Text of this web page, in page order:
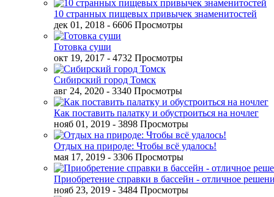
10 странных пищевых привычек знаменитостей
дек 01, 2018 - 6606 Просмотры
Готовка суши
окт 19, 2017 - 4732 Просмотры
Сибирский город Томск
авг 24, 2020 - 3340 Просмотры
Как поставить палатку и обустроиться на ночлег
нояб 01, 2019 - 3898 Просмотры
Отдых на природе: Чтобы всё удалось!
мая 17, 2019 - 3306 Просмотры
Приобретение справки в бассейн - отличное
нояб 23, 2019 - 3484 Просмотры